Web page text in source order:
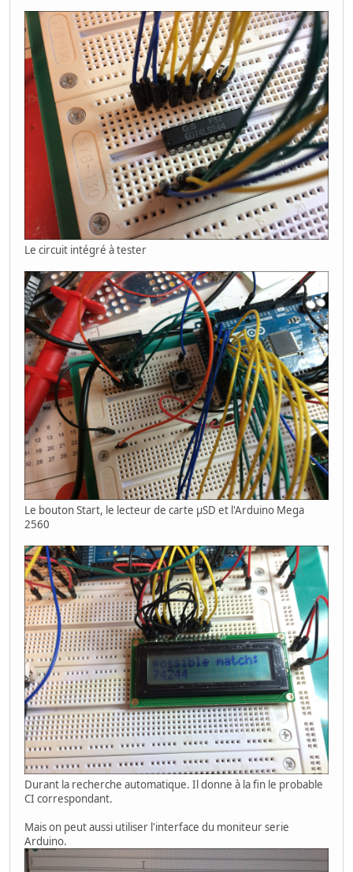
Le circuit intégré à tester
Le bouton Start, le lecteur de carte µSD et l'Arduino Mega
2560
Durant la recherche automatique. Il donne à la fin le probable
CI correspondant.
Mais on peut aussi utiliser l'interface du moniteur serie
Arduino.